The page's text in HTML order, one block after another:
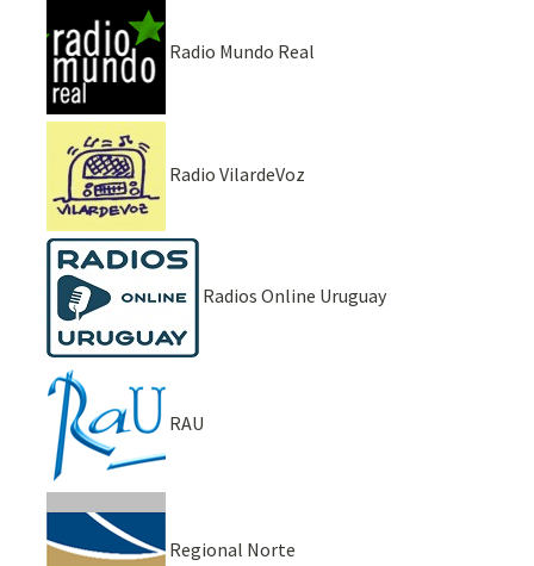
Radio Mundo Real
Radio VilardeVoz
Radios Online Uruguay
RAU
Regional Norte